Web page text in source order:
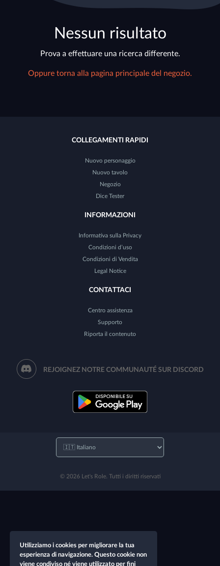
Nessun risultato
Prova a effettuare una ricerca differente.
Oppure torna alla pagina principale del negozio.
COLLEGAMENTI RAPIDI
Nuovo personaggio
Nuovo tavolo
Negozio
Dice Tester
INFORMAZIONI
Informativa sulla Privacy
Condizioni d’uso
Condizioni di Vendita
Legal Notice
CONTATTACI
Centro assistenza
Supporto
Riporta il contenuto
REJOIGNEZ NOTRE COMMUNAUTÉ SUR DISCORD
© 2026 Let's Role. Tutti i diritti riservati
Utilizziamo i cookies per migliorare la tua
esperienza di navigazione. Questo cookie non
viene condiviso né viene utilizzato per fini